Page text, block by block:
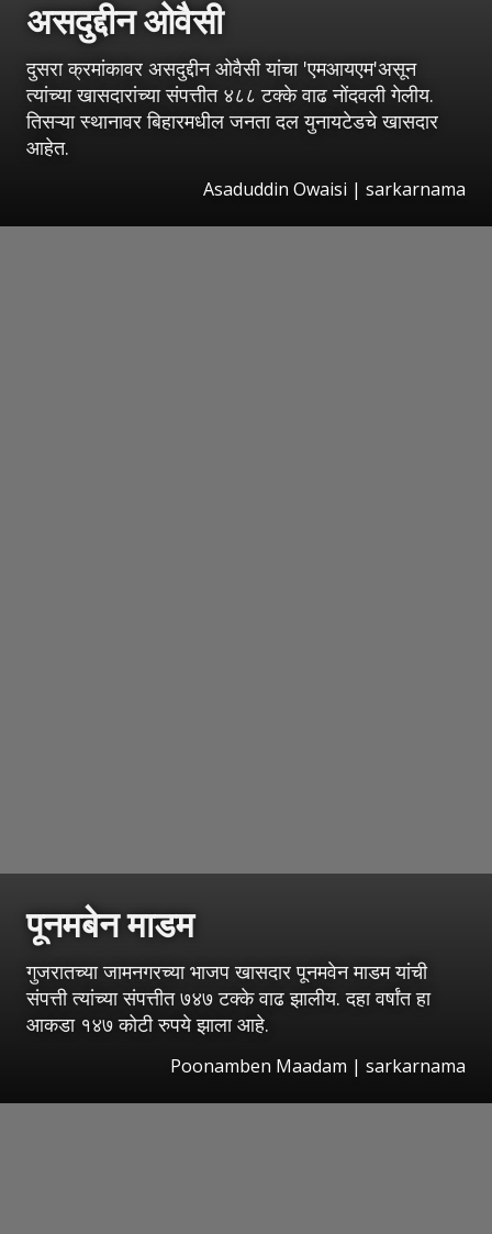
असदुद्दीन ओवैसी
दुसरा क्रमांकावर असदुद्दीन ओवैसी यांचा 'एमआयएम'असून
त्यांच्या खासदारांच्या संपत्तीत ४८८ टक्के वाढ नोंदवली गेलीय.
तिसऱ्या स्थानावर बिहारमधील जनता दल युनायटेडचे खासदार
आहेत.
Asaduddin Owaisi | sarkarnama
पूनमबेन माडम
गुजरातच्या जामनगरच्या भाजप खासदार पूनमवेन माडम यांची
संपत्ती त्यांच्या संपत्तीत ७४७ टक्के वाढ झालीय. दहा वर्षांत हा
आकडा १४७ कोटी रुपये झाला आहे.
Poonamben Maadam | sarkarnama